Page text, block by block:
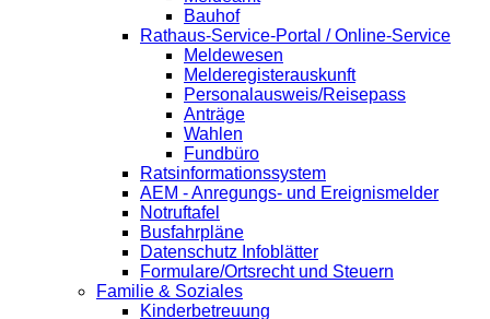
Bauhof
Rathaus-Service-Portal / Online-Service
Meldewesen
Melderegisterauskunft
Personalausweis/Reisepass
Anträge
Wahlen
Fundbüro
Ratsinformationssystem
AEM - Anregungs- und Ereignismelder
Notruftafel
Busfahrpläne
Datenschutz Infoblätter
Formulare/Ortsrecht und Steuern
Familie & Soziales
Kinderbetreuung